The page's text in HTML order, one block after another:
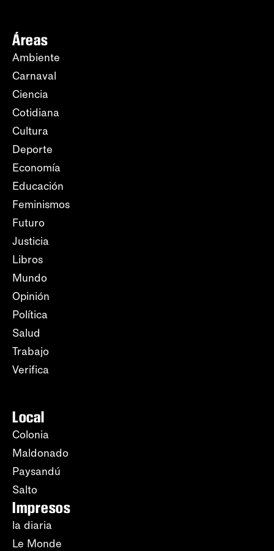
Áreas
Ambiente
Carnaval
Ciencia
Cotidiana
Cultura
Deporte
Economía
Educación
Feminismos
Futuro
Justicia
Libros
Mundo
Opinión
Política
Salud
Trabajo
Verifica
Local
Colonia
Maldonado
Paysandú
Salto
Impresos
la diaria
Le Monde